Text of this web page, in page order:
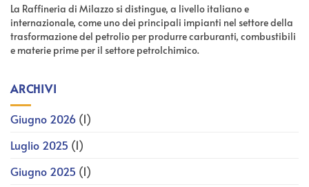
La Raffineria di Milazzo si distingue, a livello italiano e
internazionale, come uno dei principali impianti nel settore della
trasformazione del petrolio per produrre carburanti, combustibili
e materie prime per il settore petrolchimico.
ARCHIVI
Giugno 2026 (1)
Luglio 2025 (1)
Giugno 2025 (1)